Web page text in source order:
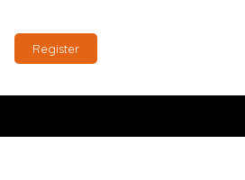
Register